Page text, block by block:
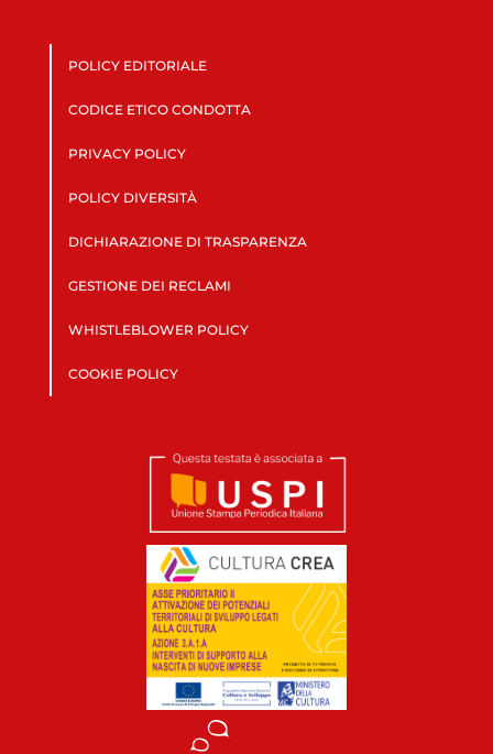
POLICY EDITORIALE
CODICE ETICO CONDOTTA
PRIVACY POLICY
POLICY DIVERSITÀ
DICHIARAZIONE DI TRASPARENZA
GESTIONE DEI RECLAMI
WHISTLEBLOWER POLICY
COOKIE POLICY